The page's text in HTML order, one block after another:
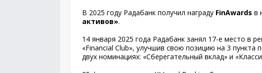
В 2025 году Радабанк получил награду FinAwards в
активов».
14 января 2025 года Радабанк занял 17-е место в
«Financial Club», улучшив свою позицию на 3
двух номинациях: «Сберегательный вклад» и